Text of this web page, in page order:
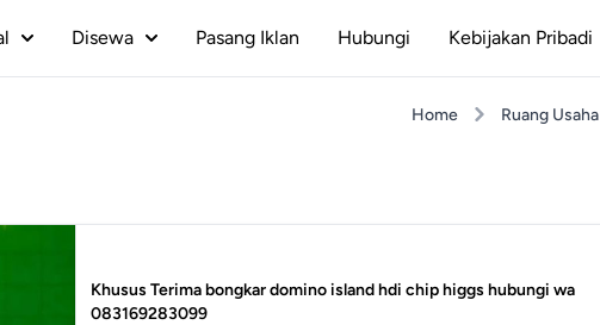
Disewa Pasang Iklan Hubungi Kebijakan Pribadi
Home Ruang Usaha
Khusus Terima bongkar domino island hdi chip higgs hubungi wa
083169283099